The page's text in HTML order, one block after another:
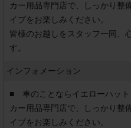
カー用品専門店で、しっかり整
イブをお楽しみください。
皆様のお越しをスタッフ一同、
す。
インフォメーション
■　車のことならイエローハッ
カー用品専門店で、しっかり整
イブをお楽しみください。